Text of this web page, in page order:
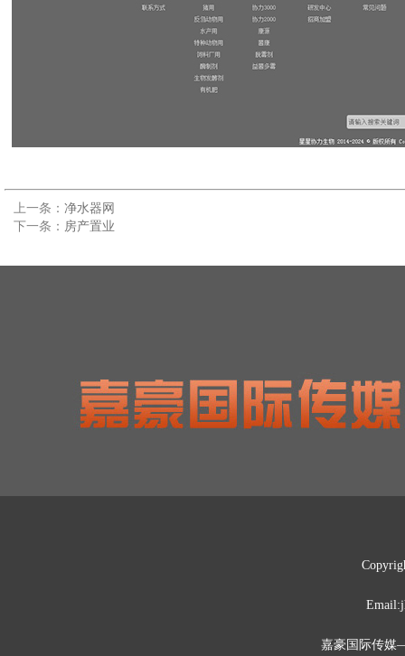
上一条： 净水器网
下一条： 房产置业
嘉豪国际传媒